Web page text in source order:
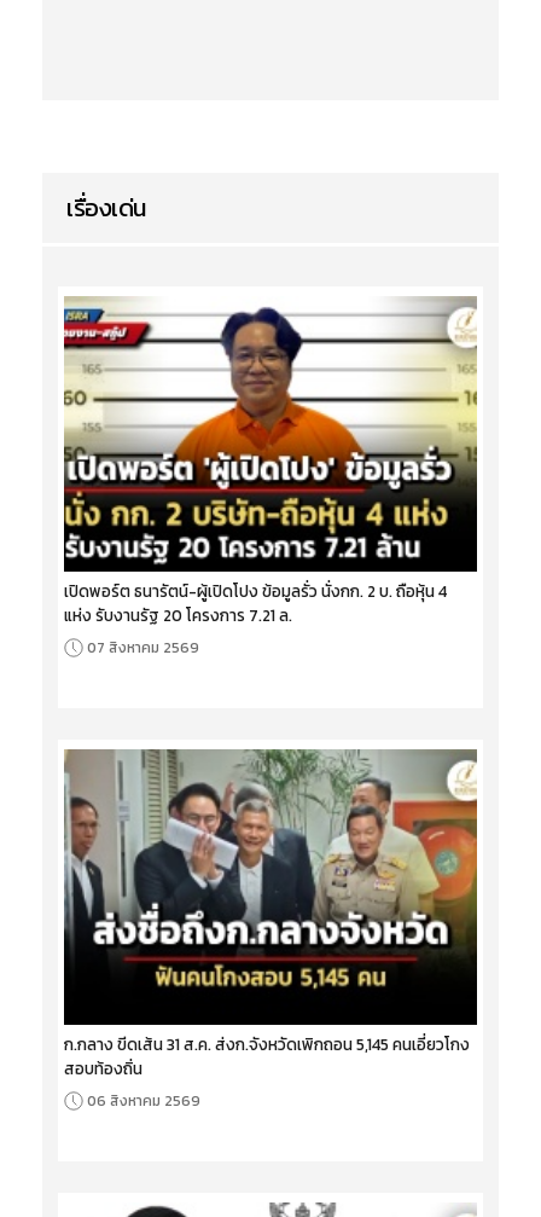
เรื่องเด่น
เปิดพอร์ต ธนารัตน์-ผู้เปิดโปง ข้อมูลรั่ว นั่งกก. 2 บ. ถือหุ้น 4
แห่ง รับงานรัฐ 20 โครงการ 7.21 ล.
07 สิงหาคม 2569
ก.กลาง ขีดเส้น 31 ส.ค. ส่งก.จังหวัดเพิกถอน 5,145 คนเอี่ยวโกง
สอบท้องถิ่น
06 สิงหาคม 2569